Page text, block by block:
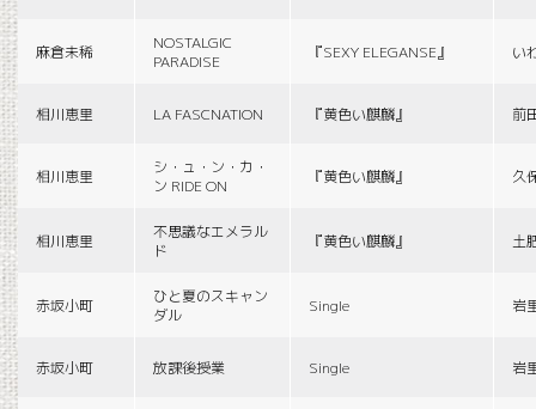
麻倉未稀
NOSTALGIC
PARADISE
『SEXY ELEGANSE』 い
相川恵里 LA FASCNATION 『黄色い麒麟』 前
相川恵里
シ・ュ・ン・カ・
ン RIDE ON
『黄色い麒麟』 久
相川恵里
不思議なエメラル
ド
『黄色い麒麟』 土
赤坂小町
ひと夏のスキャン
ダル
Single 岩
赤坂小町 放課後授業 Single 岩